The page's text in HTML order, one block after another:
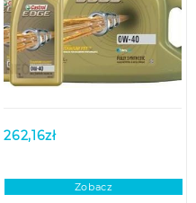
262,16zł
Zobacz